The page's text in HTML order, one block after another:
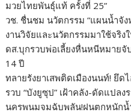
มวยไทยพันธุ์แท้ ครั้งที่ 25”
วช. ชื่นชม นวัตกรรม “แผนน้ำจั
งานวิจัยและนวัตกรรมมาใช้จริ
ดส.บุกรวบพ่อเลี้ยงหื่นหนีหมายจั
14 ปี
ทลายรังยาเสพติดเมืองนนท์! ยึด
รวบ “บังยูซุป” เฝ้าคลัง-ดัดแปลง
นครพนมจมฉับพลัน!ฝนตกหนักน้